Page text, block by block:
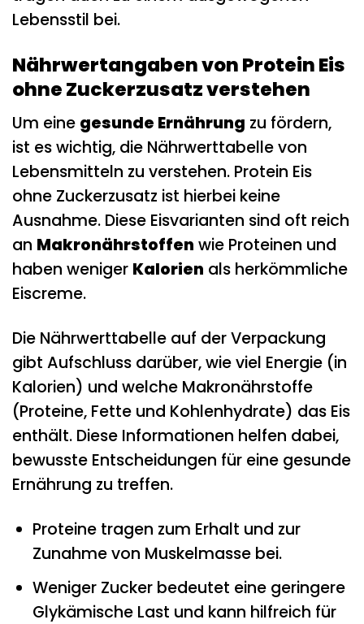
Lebensstil bei.
Nährwertangaben von Protein Eis
ohne Zuckerzusatz verstehen
Um eine gesunde Ernährung zu fördern,
ist es wichtig, die Nährwerttabelle von
Lebensmitteln zu verstehen. Protein Eis
ohne Zuckerzusatz ist hierbei keine
Ausnahme. Diese Eisvarianten sind oft reich
an Makronährstoffen wie Proteinen und
haben weniger Kalorien als herkömmliche
Eiscreme.
Die Nährwerttabelle auf der Verpackung
gibt Aufschluss darüber, wie viel Energie (in
Kalorien) und welche Makronährstoffe
(Proteine, Fette und Kohlenhydrate) das Eis
enthält. Diese Informationen helfen dabei,
bewusste Entscheidungen für eine gesunde
Ernährung zu treffen.
Proteine tragen zum Erhalt und zur
Zunahme von Muskelmasse bei.
Weniger Zucker bedeutet eine geringere
Glykämische Last und kann hilfreich für